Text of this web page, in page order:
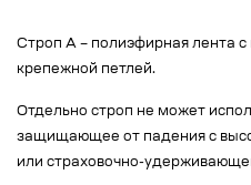
Строп А – полиэфирная лента
крепежной петлей.
Отдельно строп не может
защищающее от падения с
или страховочно-